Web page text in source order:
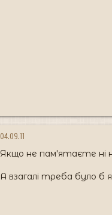
04.09.11
Якщо не пам'ятаєте ні
А взагалі треба було б